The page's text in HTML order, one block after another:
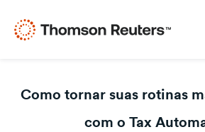
Como tornar suas rotinas
com o Tax